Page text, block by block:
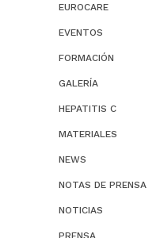
EUROCARE
EVENTOS
FORMACIÓN
GALERÍA
HEPATITIS C
MATERIALES
NEWS
NOTAS DE PRENSA
NOTICIAS
PRENSA